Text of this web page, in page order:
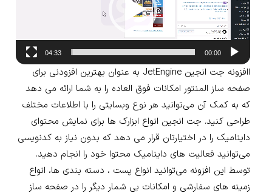
00:00
04:33
اافزونه جت انجین JetEngine به عنوان بهترین افزودنی برای
صفحه ساز المنتور امکانات فوق العاده را به شما ارائه می دهد
که به کمک آن می‌توانید هر نوع وبسایتی را با اطلاعات مختلف
طراحی کنید. جت انجین انواع ابزارک ها برای نمایش محتوای
داینامیک را در اختیارتان قرار می دهد که بدون نیاز به کدنویسی
می‌توانید فعالیت های داینامیک محتوا خود را انجام دهید.
توسط این افزونه می‌توانید انواع پست ، دسته بندی ها، انواع
زمینه های سفارشی و امکانات بی شمار دیگر را در صفحه ساز